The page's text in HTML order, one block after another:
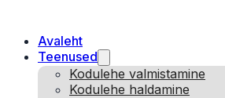
Avaleht
Teenused
Kodulehe valmistamine
Kodulehe haldamine